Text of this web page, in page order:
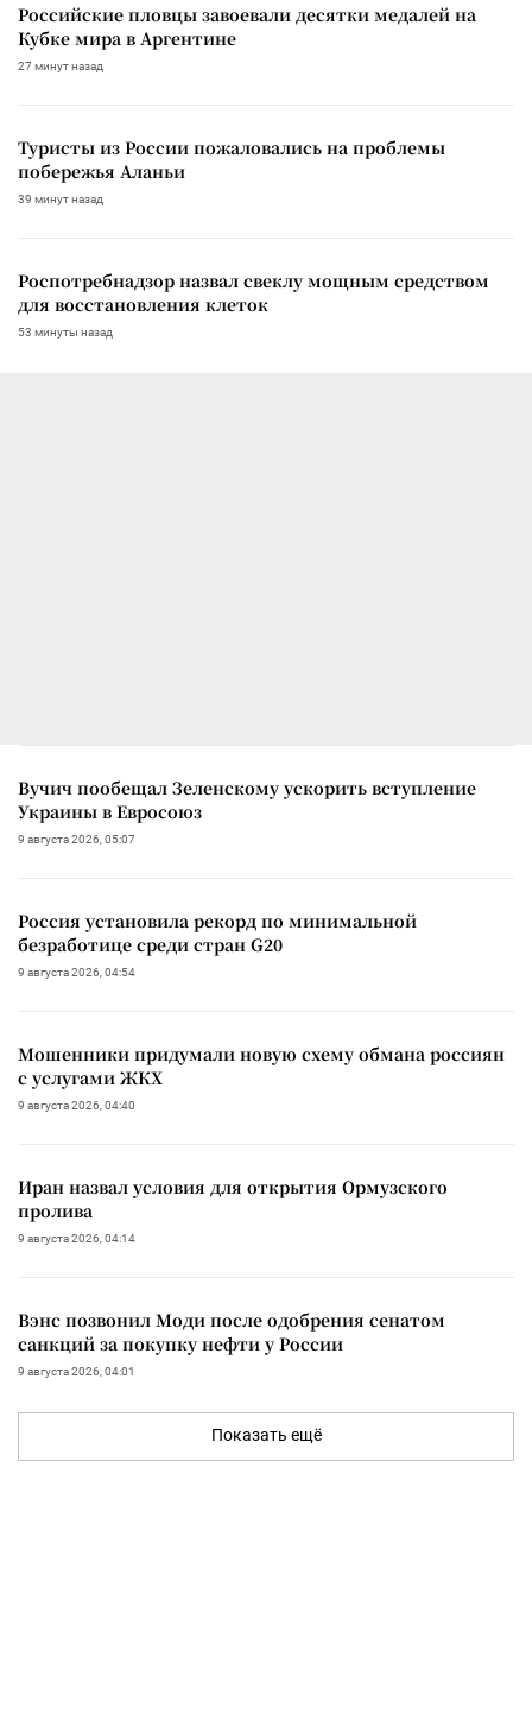
Российские пловцы завоевали десятки медалей на
Кубке мира в Аргентине
27 минут назад
Туристы из России пожаловались на проблемы
побережья Аланьи
39 минут назад
Роспотребнадзор назвал свеклу мощным средством
для восстановления клеток
53 минуты назад
Вучич пообещал Зеленскому ускорить вступление
Украины в Евросоюз
9 августа 2026, 05:07
Россия установила рекорд по минимальной
безработице среди стран G20
9 августа 2026, 04:54
Мошенники придумали новую схему обмана россиян
с услугами ЖКХ
9 августа 2026, 04:40
Иран назвал условия для открытия Ормузского
пролива
9 августа 2026, 04:14
Вэнс позвонил Моди после одобрения сенатом
санкций за покупку нефти у России
9 августа 2026, 04:01
Показать ещё